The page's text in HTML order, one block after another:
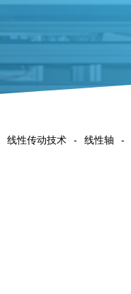
线性传动技术 - 线性轴 -